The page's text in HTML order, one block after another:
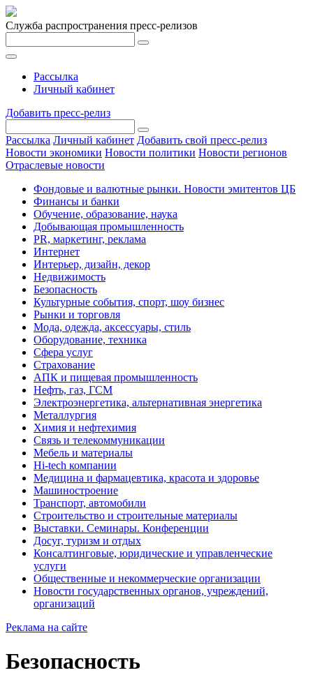
Служба распространения пресс-релизов
Рассылка
Личный кабинет
Добавить пресс-релиз
Рассылка Личный кабинет Добавить свой пресс-релиз
Новости экономики Новости политики Новости регионов
Отраслевые новости
Фондовые и валютные рынки. Новости эмитентов ЦБ
Финансы и банки
Обучение, образование, наука
Добывающая промышленность
PR, маркетинг, реклама
Интернет
Интерьер, дизайн, декор
Недвижимость
Безопасность
Культурные события, спорт, шоу бизнес
Рынки и торговля
Мода, одежда, аксессуары, стиль
Оборудование, техника
Сфера услуг
Страхование
АПК и пищевая промышленность
Нефть, газ, ГСМ
Электроэнергетика, альтернативная энергетика
Металлургия
Химия и нефтехимия
Связь и телекоммуникации
Мебель и материалы
Hi-tech компании
Медицина и фармацевтика, красота и здоровье
Машиностроение
Транспорт, автомобили
Строительство и строительные материалы
Выставки. Семинары. Конференции
Досуг, туризм и отдых
Консалтинговые, юридические и управленческие
услуги
Общественные и некоммерческие организации
Новости государственных органов, учреждений,
организаций
Реклама на сайте
Безопасность